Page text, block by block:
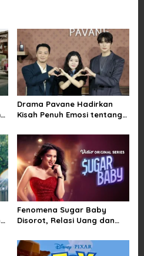
Drama Pavane Hadirkan
Kisah Penuh Emosi tentang
Kesempatan Memulai
Kembali
Fenomena Sugar Baby
Disorot, Relasi Uang dan